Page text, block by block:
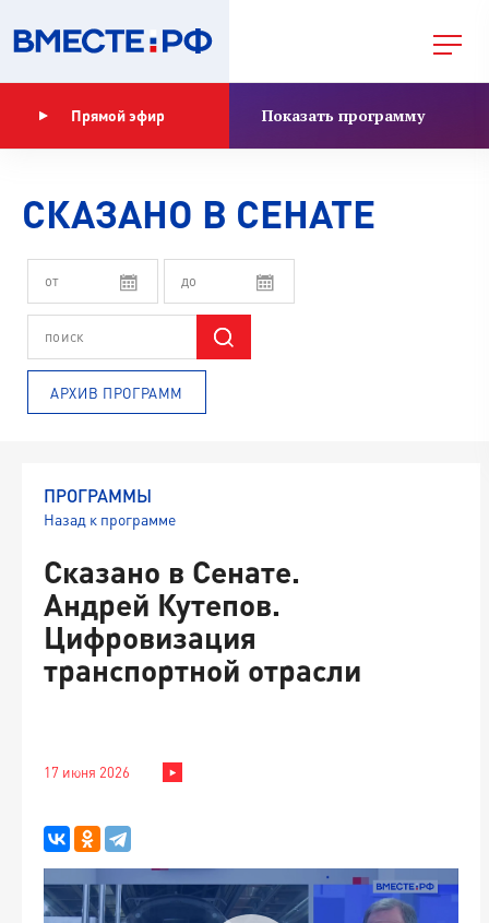
Прямой эфир Показать программу
СКАЗАНО В СЕНАТЕ
АРХИВ ПРОГРАММ
ПРОГРАММЫ
Назад к программе
Сказано в Сенате.
Андрей Кутепов.
Цифровизация
транспортной отрасли
17 июня 2026